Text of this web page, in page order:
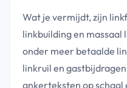
Wat je vermijdt, zijn
linkbuilding en massaal
onder meer betaalde
linkruil en
ankerteksten op schaal